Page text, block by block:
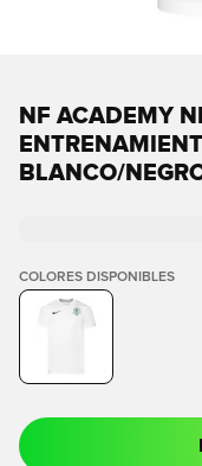
NF ACADEMY
BLANCO/
COLORES DISPONIBLES